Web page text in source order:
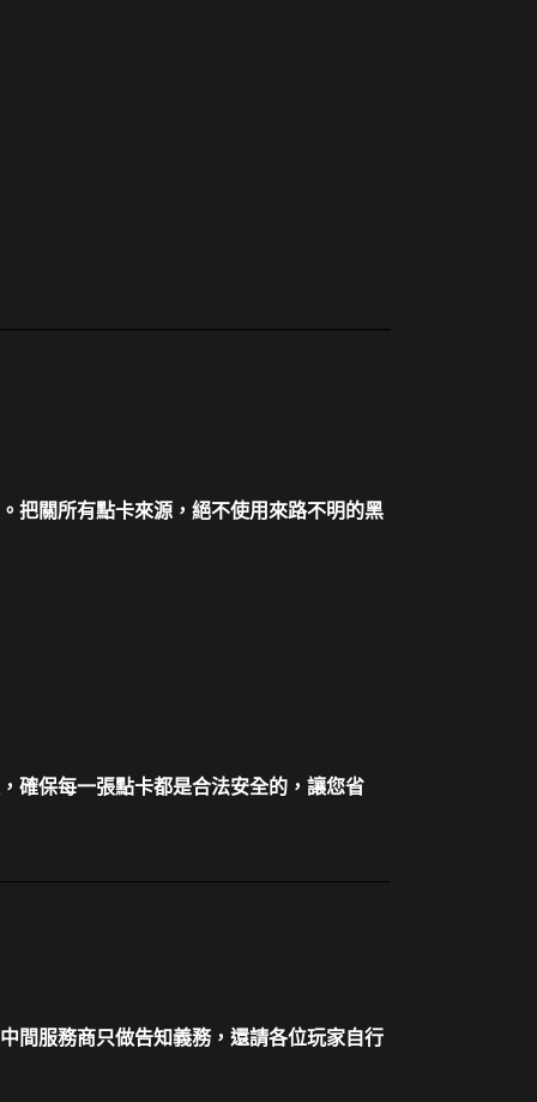
把關所有點卡來源，絕不使用來路不明的黑
確保每一張點卡都是合法安全的，讓您省
間服務商只做告知義務，還請各位玩家自行